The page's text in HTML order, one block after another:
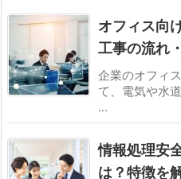
オフィス向
工事の流れ
企業のオフィ
て、電気や水
...
情報処理安
は？特徴を